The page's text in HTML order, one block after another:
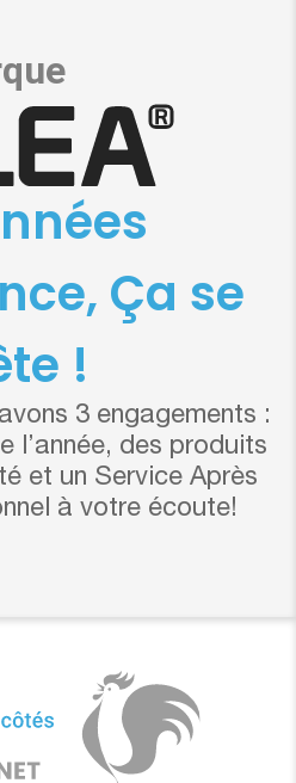
Ça se
!
3 engagements :
l’année, des produits
et un Service Après
à votre écoute!